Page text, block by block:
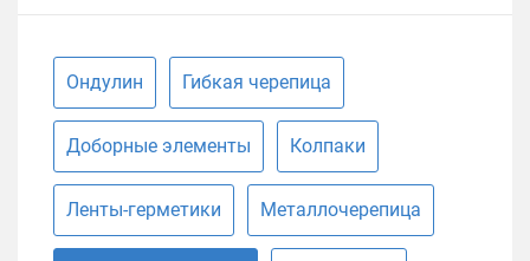
Ондулин Гибкая черепица
Доборные элементы Колпаки
Ленты-герметики Металлочерепица